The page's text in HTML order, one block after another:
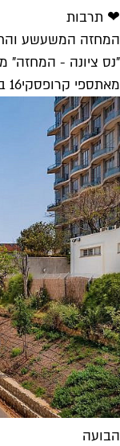
❤ תרבות
המחזה המשעשע
"נס ציונה - המחזה"
מאתספי קרופסקי16 במאי 2022
הבועה